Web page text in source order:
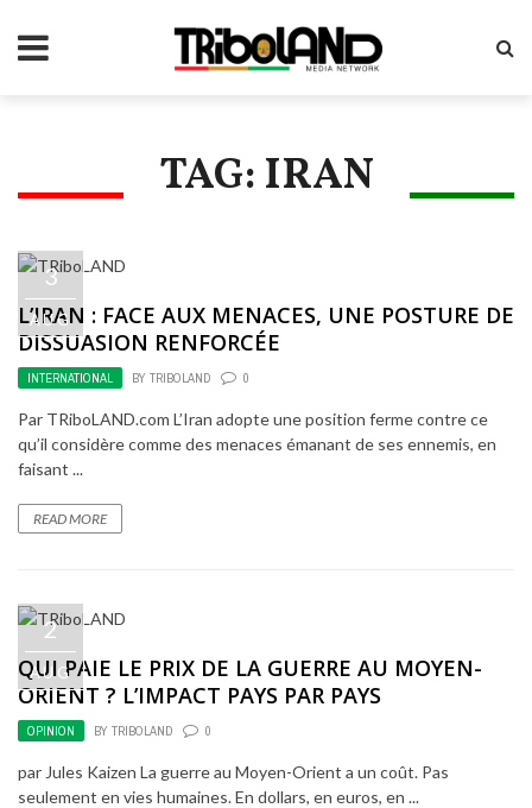
TAG: IRAN
3
AUG
L’IRAN : FACE AUX MENACES, UNE POSTURE DE
DISSUASION RENFORCÉE
INTERNATIONAL BY TRIBOLAND 0
Par TRiboLAND.com L’Iran adopte une position ferme contre ce
qu’il considère comme des menaces émanant de ses ennemis, en
faisant ...
READ MORE
2
AUG
QUI PAIE LE PRIX DE LA GUERRE AU MOYEN-
ORIENT ? L’IMPACT PAYS PAR PAYS
OPINION BY TRIBOLAND 0
par Jules Kaizen La guerre au Moyen-Orient a un coût. Pas
seulement en vies humaines. En dollars, en euros, en ...